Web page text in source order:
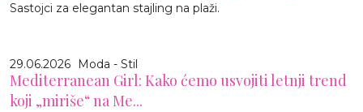
Sastojci za elegantan stajling na plaži.
29.06.2026 Moda - Stil
Mediterranean Girl: Kako ćemo usvojiti letnji trend
koji „miriše“ na Me...